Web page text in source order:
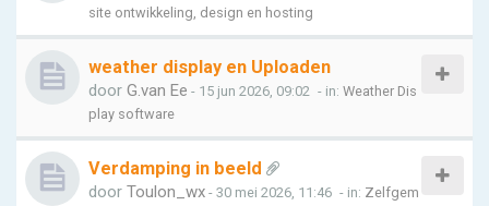
site ontwikkeling, design en hosting
weather display en Uploaden
door G.van Ee - 15 jun 2026, 09:02 - in: Weather Dis
play software
Verdamping in beeld
door Toulon_wx - 30 mei 2026, 11:46 - in: Zelfgem